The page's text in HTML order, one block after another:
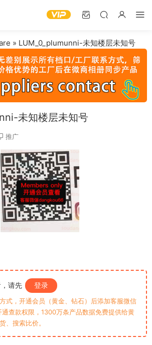
» LUM_0_plumunni-未知楼层未知号
未知楼层未知号
推广
请先 登录
式，开通会员（黄金、钻石）后添加客服微信
查款权限，1300万条产品数据免费提供给黄
、搜索比价。